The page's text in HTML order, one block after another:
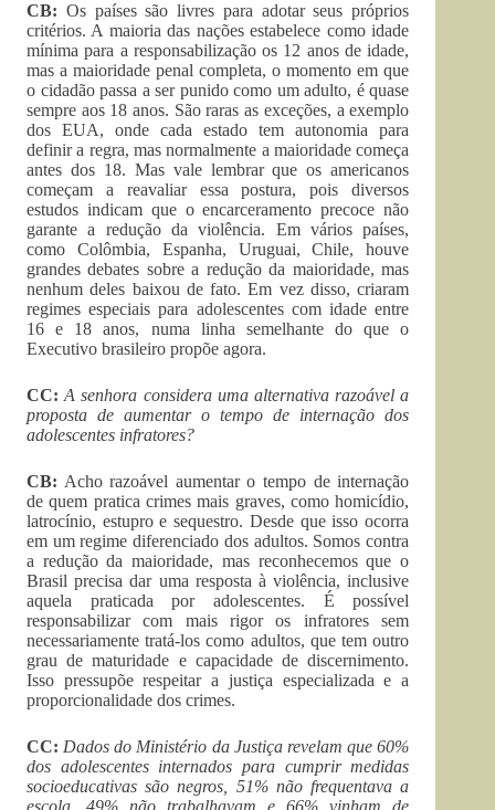
CB: Os países são livres para adotar seus próprios
critérios. A maioria das nações estabelece como idade
mínima para a responsabilização os 12 anos de idade,
mas a maioridade penal completa, o momento em que
o cidadão passa a ser punido como um adulto, é quase
sempre aos 18 anos. São raras as exceções, a exemplo
dos EUA, onde cada estado tem autonomia para
definir a regra, mas normalmente a maioridade começa
antes dos 18. Mas vale lembrar que os americanos
começam a reavaliar essa postura, pois diversos
estudos indicam que o encarceramento precoce não
garante a redução da violência. Em vários países,
como Colômbia, Espanha, Uruguai, Chile, houve
grandes debates sobre a redução da maioridade, mas
nenhum deles baixou de fato. Em vez disso, criaram
regimes especiais para adolescentes com idade entre
16 e 18 anos, numa linha semelhante do que o
Executivo brasileiro propõe agora.
CC: A senhora considera uma alternativa razoável a
proposta de aumentar o tempo de internação dos
adolescentes infratores?
CB: Acho razoável aumentar o tempo de internação
de quem pratica crimes mais graves, como homicídio,
latrocínio, estupro e sequestro. Desde que isso ocorra
em um regime diferenciado dos adultos. Somos contra
a redução da maioridade, mas reconhecemos que o
Brasil precisa dar uma resposta à violência, inclusive
aquela praticada por adolescentes. É possível
responsabilizar com mais rigor os infratores sem
necessariamente tratá-los como adultos, que tem outro
grau de maturidade e capacidade de discernimento.
Isso pressupõe respeitar a justiça especializada e a
proporcionalidade dos crimes.
CC: Dados do Ministério da Justiça revelam que 60%
dos adolescentes internados para cumprir medidas
socioeducativas são negros, 51% não frequentava a